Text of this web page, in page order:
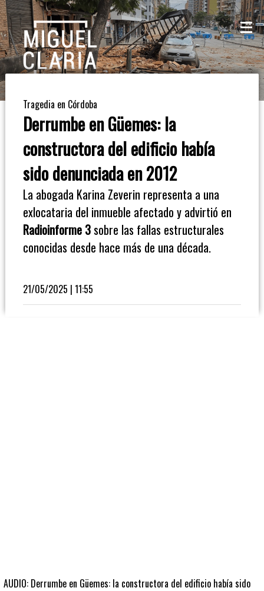
La
Mesa
De
Café
Columna
Opinión
Radioinforme
Tragedia en Córdoba
Derrumbe en Güemes: la
constructora del edificio había
sido denunciada en 2012
La abogada Karina Zeverin representa a una
exlocataria del inmueble afectado y advirtió en
Radioinforme 3sobre las fallas estructurales
conocidas desde hace más de una década.
21/05/2025 | 11:55
AUDIO: Derrumbe en Güemes: la constructora del edificio había sido